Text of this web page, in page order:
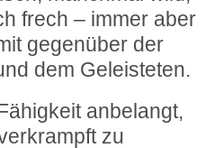
frech – immer aber
gegenüber der
dem Geleisteten.
anbelangt,
zu